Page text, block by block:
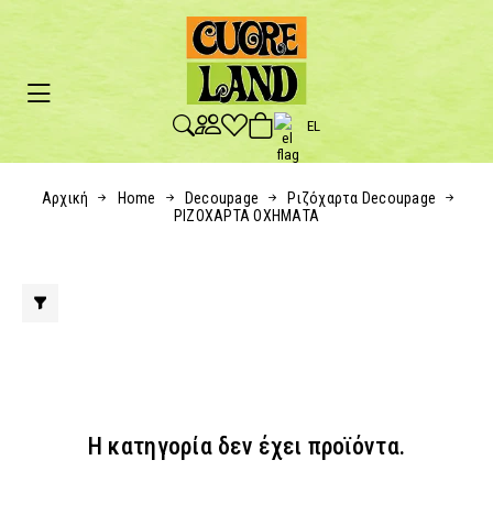
EL
Αρχική Home Decoupage
Ριζόχαρτα Decoupage
ΡΙΖΟΧΑΡΤΑ ΟΧΗΜΑΤΑ
Η κατηγορία δεν έχει προϊόντα.